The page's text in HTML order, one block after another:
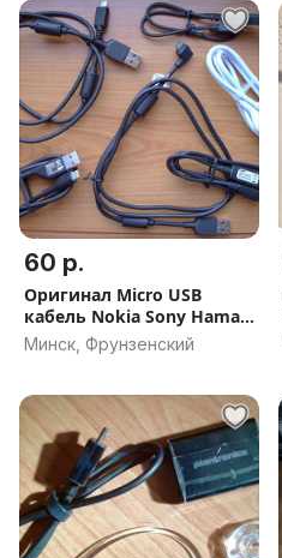
60 р.
Оригинал Micro USB
кабель Nokia Sony Hama
Samsung
Минск, Фрунзенский